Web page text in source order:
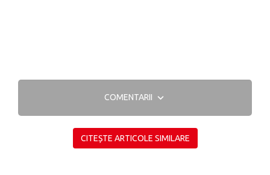
COMENTARII
CITEȘTE ARTICOLE SIMILARE